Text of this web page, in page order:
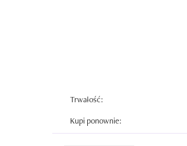
Trwałość:
Kupi ponownie: